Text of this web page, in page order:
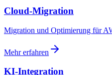
Cloud-Migration
Migration und Optimierung für
Mehr erfahren
KI-Integration